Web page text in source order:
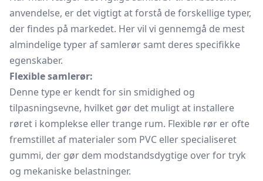
anvendelse, er det vigtigt at forstå de forskellige typer,
der findes på markedet. Her vil vi gennemgå de mest
almindelige typer af samlerør samt deres specifikke
egenskaber.
Flexible samlerør:
Denne type er kendt for sin smidighed og
tilpasningsevne, hvilket gør det muligt at installere
røret i komplekse eller trange rum. Flexible rør er ofte
fremstillet af materialer som PVC eller specialiseret
gummi, der gør dem modstandsdygtige over for tryk
og mekaniske belastninger.